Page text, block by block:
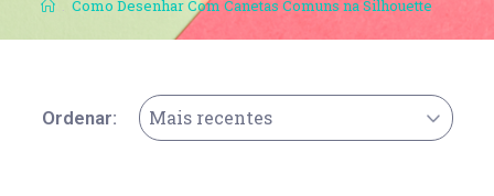
. Como Desenhar Com Canetas Comuns na Silhouette
Ordenar: Mais recentes